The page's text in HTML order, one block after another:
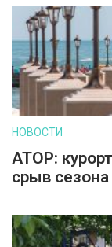
НОВОСТИ
АТОР:
срыв сезона